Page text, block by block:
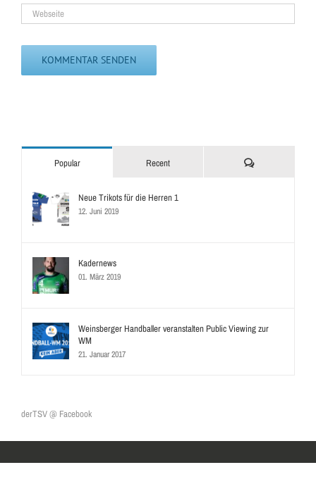
Popular Recent Kommentare
Neue Trikots für die Herren 1
12. Juni 2019
Kadernews
01. März 2019
Weinsberger Handballer veranstalten Public Viewing zur
WM
21. Januar 2017
derTSV @ Facebook